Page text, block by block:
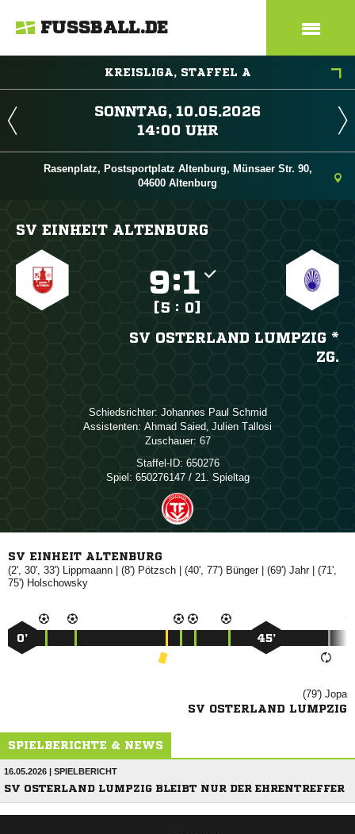
FUSSBALL.DE
KREISLIGA, STAFFEL A
 
 
Rasenplatz, Postsportplatz Altenburg, Münsaer Str. 90,
04600 Altenburg
SV EINHEIT ALTENBURG
:
[5 : 0]
SV OSTERLAND LUMPZIG *
ZG.
Schiedsrichter:   
Assistenten:  ,  
Zuschauer: 67
Staffel-ID: 650276
Spiel: 650276147 / 21. Spieltag
SV EINHEIT ALTENBURG
(2', 30', 33')  | (8')  | (40', 77') | (69') | (71',
75') 
0’ 45’
(79') 
SV OSTERLAND LUMPZIG
SPIELBERICHTE & NEWS
16.05.2026 | SPIELBERICHT
SV OSTERLAND LUMPZIG BLEIBT NUR DER EHRENTREFFER